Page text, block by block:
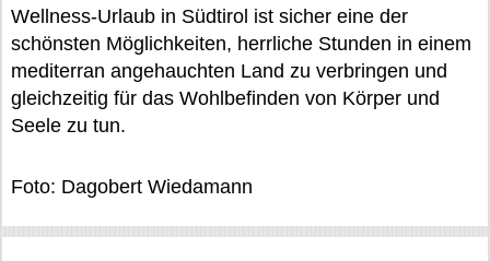
Wellness-Urlaub in Südtirol ist sicher eine der
schönsten Möglichkeiten, herrliche Stunden in einem
mediterran angehauchten Land zu verbringen und
gleichzeitig für das Wohlbefinden von Körper und
Seele zu tun.
Foto: Dagobert Wiedamann